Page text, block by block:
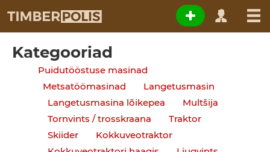
Kategooriad
Puidutööstuse masinad
Metsatöömasinad
Langetusmasin
Langetusmasina lõikepea
Multšija
Tornvints / trosskraana
Traktor
Skiider
Kokkuveotraktor